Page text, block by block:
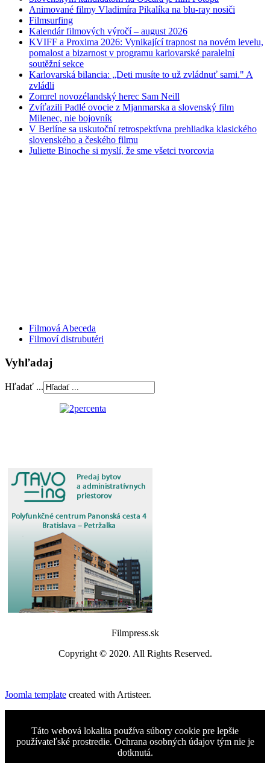
Animované filmy Vladimíra Pikalíka na blu-ray nosiči
Filmsurfing
Kalendár filmových výročí – august 2026
KVIFF a Proxima 2026: Vynikající trapnost na novém levelu,
pomalost a bizarnost v programu karlovarské paralelní
soutěžní sekce
Karlovarská bilancia: „Deti musíte to už zvládnuť sami." A
zvládli
Zomrel novozélandský herec Sam Neill
Zvíťazili Padlé ovocie z Mjanmarska a slovenský film
Milenec, nie bojovník
V Berlíne sa uskutoční retrospektívna prehliadka klasického
slovenského a českého filmu
Juliette Binoche si myslí, že sme všetci tvorcovia
Filmová Abeceda
Filmoví distrubutéri
Vyhľadaj
Hľadať ...
Filmpress.sk
Copyright © 2020. All Rights Reserved.
Joomla template created with Artisteer.
Táto webová lokalita používa súbory cookie pre lepšie
používateľské prostredie. Ochrana osobných údajov tým nie je
dotknutá.